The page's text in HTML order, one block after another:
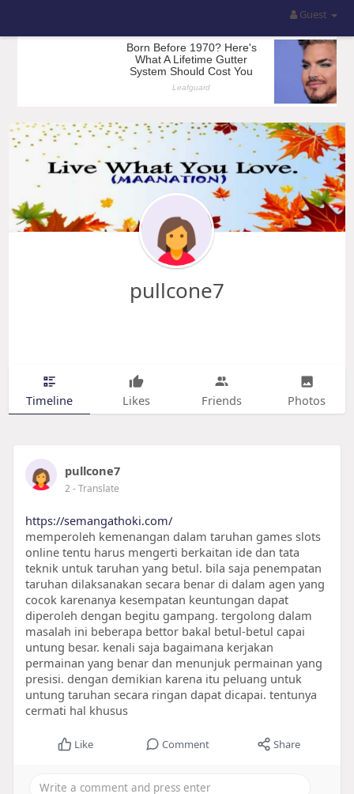
Guest
pullcone7
Timeline Likes Friends Photos
pullcone7
2- Translate
https://semangathoki.com/
memperoleh kemenangan dalam taruhan games slots
online tentu harus mengerti berkaitan ide dan tata
teknik untuk taruhan yang betul. bila saja penempatan
taruhan dilaksanakan secara benar di dalam agen yang
cocok karenanya kesempatan keuntungan dapat
diperoleh dengan begitu gampang. tergolong dalam
masalah ini beberapa bettor bakal betul-betul capai
untung besar. kenali saja bagaimana kerjakan
permainan yang benar dan menunjuk permainan yang
presisi. dengan demikian karena itu peluang untuk
untung taruhan secara ringan dapat dicapai. tentunya
cermati hal khusus
Like Comment Share